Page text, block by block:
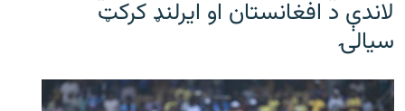
لاندې د افغانستان او ایرلنډ کرکټ
سیالۍ